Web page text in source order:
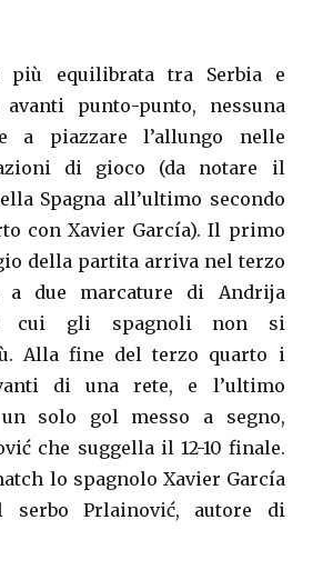
più equilibrata tra Serbia e
punto-punto, nessuna
a piazzare l’allungo nelle
di gioco (da notare il
Spagna all’ultimo secondo
con Xavier García). Il primo
della partita arriva nel terzo
a due marcature di Andrija
cui gli spagnoli non si
Alla fine del terzo quarto i
di una rete, e l’ultimo
solo gol messo a segno,
che suggella il 12-10 finale.
lo spagnolo Xavier García
Prlainović, autore di